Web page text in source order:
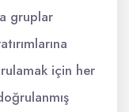
gruplar
için her